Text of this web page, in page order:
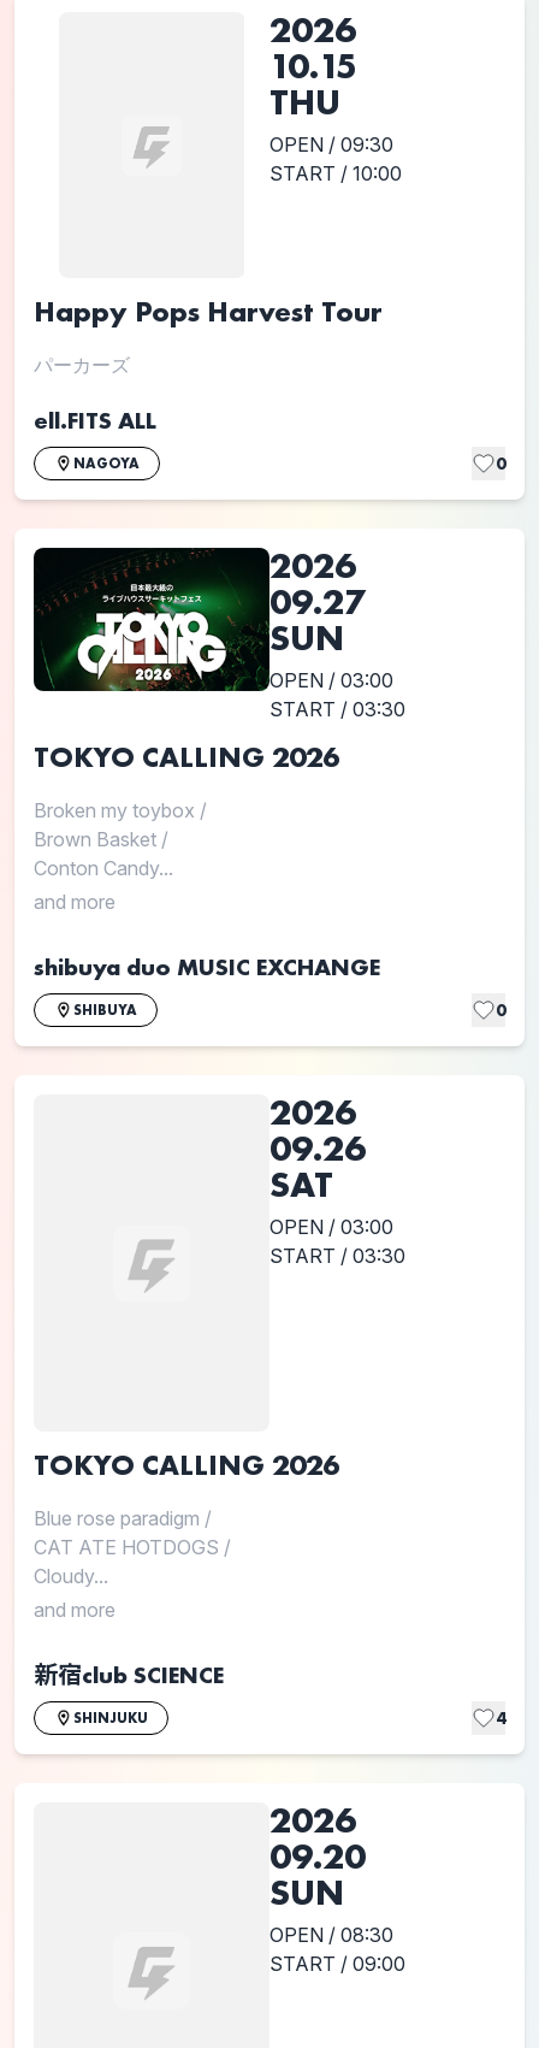
2026
10.15
THU
OPEN / 09:30
START / 10:00
Happy Pops Harvest Tour
パーカーズ
ell.FITS ALL
NAGOYA 0
2026
09.27
SUN
OPEN / 03:00
START / 03:30
TOKYO CALLING 2026
Broken my toybox /
Brown Basket /
Conton Candy...
and more
shibuya duo MUSIC EXCHANGE
SHIBUYA 0
2026
09.26
SAT
OPEN / 03:00
START / 03:30
TOKYO CALLING 2026
Blue rose paradigm /
CAT ATE HOTDOGS /
Cloudy...
and more
新宿club SCIENCE
SHINJUKU 4
2026
09.20
SUN
OPEN / 08:30
START / 09:00